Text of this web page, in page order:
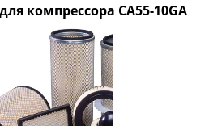
компрессора CA55-10GA